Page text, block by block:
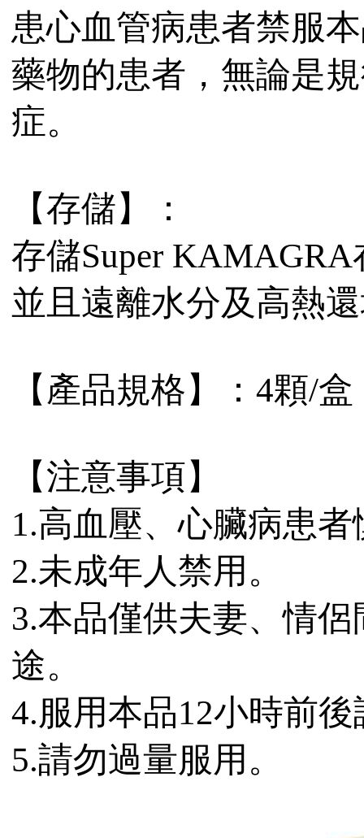
患心血管病患者禁服
藥物的患者，無論是
症。
【存儲】：
存儲Super
並且遠離水分及高熱
【產品規格】：4顆/盒
【注意事項】
1.高血壓、心臟病患者
2.未成年人禁用。
3.本品僅供夫妻、情
途。
4.服用本品12小時前
5.請勿過量服用。